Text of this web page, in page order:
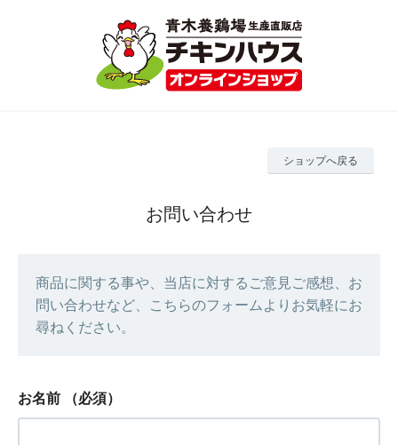
ショップへ戻る
お問い合わせ
商品に関する事や、当店に対するご意見ご感想、お
問い合わせなど、こちらのフォームよりお気軽にお
尋ねください。
お名前 （必須）